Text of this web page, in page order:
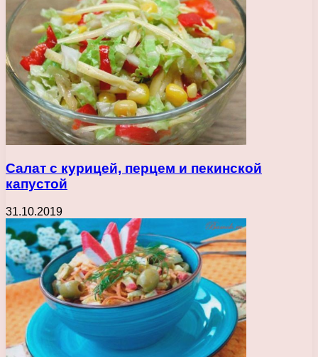
Салат с курицей, перцем и пекинской
капустой
31.10.2019